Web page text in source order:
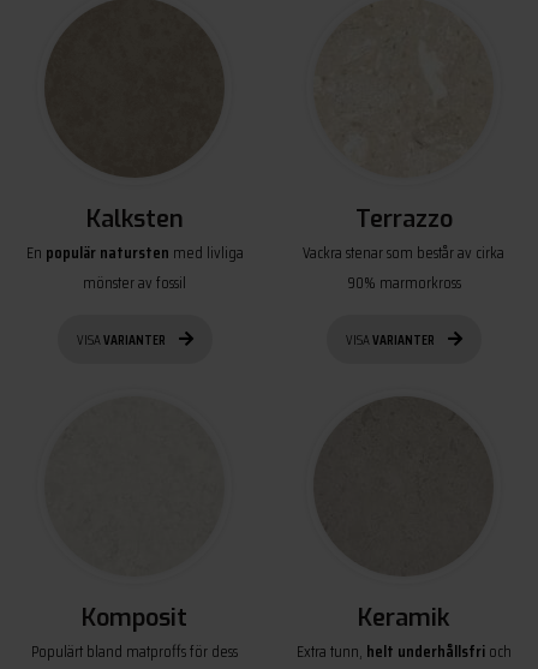
Kalksten
En populär natursten med livliga
mönster av fossil
VISAVARIANTER
Terrazzo
Vackra stenar som består av cirka
90% marmorkross
VISAVARIANTER
Komposit
Populärt bland matproffs för dess
Keramik
Extra tunn, helt underhållsfrioch